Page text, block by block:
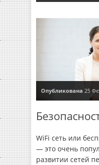
Опубликована 25
WiFi сеть или
— это очень
развитии сетей